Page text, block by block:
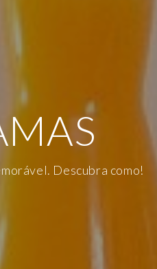
Descubra como!
é uma prioridade